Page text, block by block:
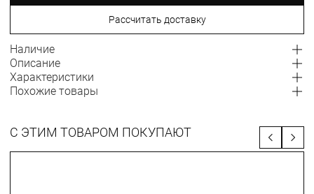
Рассчитать доставку
Наличие
Описание
Характеристики
Похожие товары
С ЭТИМ ТОВАРОМ ПОКУПАЮТ